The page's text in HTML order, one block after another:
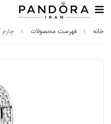
خانه فهرست محصولات چارم